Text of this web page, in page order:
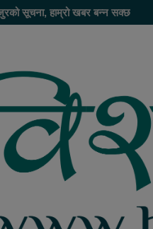
सूचना, हाम्रो खबर बन्न सक्छ